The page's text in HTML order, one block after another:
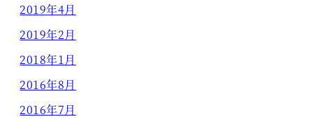
2019年4月
2019年2月
2018年1月
2016年8月
2016年7月